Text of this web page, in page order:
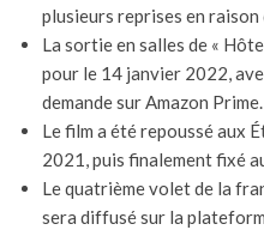
plusieurs reprises en
La sortie en salles de «
pour le 14 janvier 2022,
demande sur Amazon Prime.
Le film a été repoussé aux
2021, puis finalement fixé
Le quatrième volet de la
sera diffusé sur la